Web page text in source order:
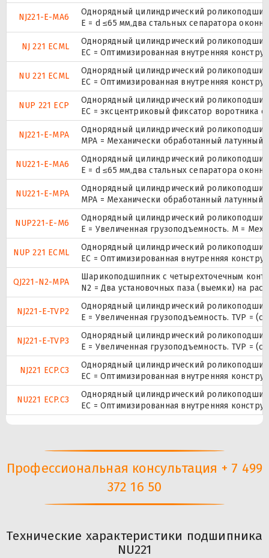
NJ221-E-MA6
Однорядный цилиндрический
E = d ≤65 мм,два стальных сепаратора
NJ 221 ECML
Однорядный цилиндрический
EC = Оптимизированная внутренняя
NU 221 ECML
Однорядный цилиндрический
EC = Оптимизированная внутренняя
NUP 221 ECP
Однорядный цилиндрический
ЕС = эксцентриковый фиксатор воротника
NJ221-E-MPA
Однорядный цилиндрический
MPA = Механически обработанный латунный
NU221-E-MA6
Однорядный цилиндрический
E = d ≤65 мм,два стальных сепаратора
NU221-E-MPA
Однорядный цилиндрический
MPA = Механически обработанный латунный
NUP221-E-M6
Однорядный цилиндрический
E = Увеличенная грузоподъемность. М =
NUP 221 ECML
Однорядный цилиндрический
EC = Оптимизированная внутренняя
QJ221-N2-MPA
Шарикоподшипник с четырехточечным
N2 = Два установочных паза (выемки) на
NJ221-E-TVP2
Однорядный цилиндрический
E = Увеличенная грузоподъемность. TVP =
NJ221-E-TVP3
Однорядный цилиндрический
E = Увеличенная грузоподъемность. TVP =
NJ221 ECP.C3
Однорядный цилиндрический
EC = Оптимизированная внутренняя
NU221 ECP.C3
Однорядный цилиндрический
EC = Оптимизированная внутренняя
Профессиональная консультация + 7 499
372 16 50
Технические характеристики подшипника
NU221